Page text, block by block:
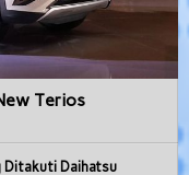
Terios
Ditakuti Daihatsu